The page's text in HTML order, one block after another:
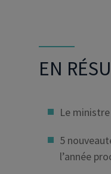
EN
Le
5
l’année